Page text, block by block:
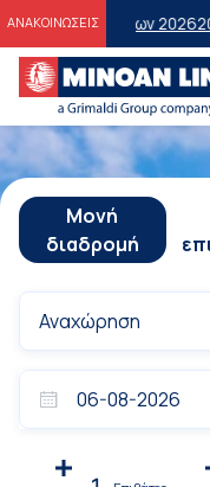
ΑΝΑΚΟΙΝΩΣΕΙΣ
202620% έκπτωση
Μονή
διαδρομή